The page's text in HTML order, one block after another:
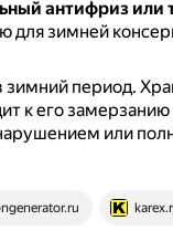
антифриз или
для зимней
период.
к его
или